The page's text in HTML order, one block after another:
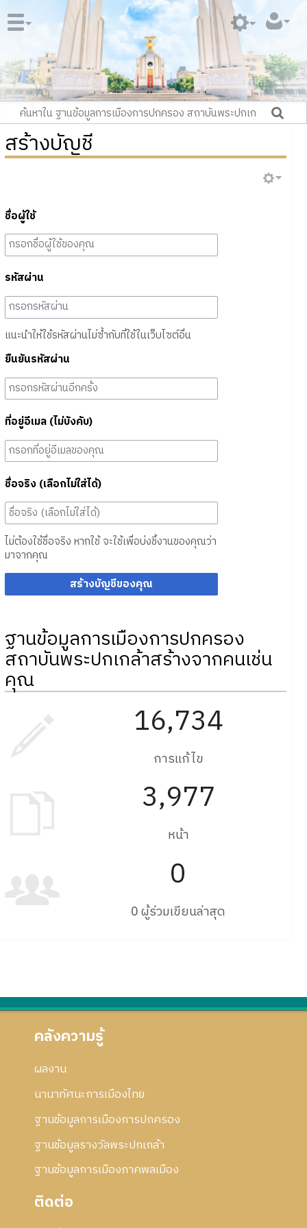
สร้างบัญชี
ชื่อผู้ใช้
รหัสผ่าน
แนะนำให้ใช้รหัสผ่านไม่ซ้ำกับที่ใช้ในเว็บไซต์อื่น
ยืนยันรหัสผ่าน
ที่อยู่อีเมล (ไม่บังคับ)
ชื่อจริง (เลือกไม่ใส่ได้)
ไม่ต้องใช้ชื่อจริง หากใช้ จะใช้เพื่อบ่งชี้งานของคุณว่า
มาจากคุณ
สร้างบัญชีของคุณ
ฐานข้อมูลการเมืองการปกครอง
สถาบันพระปกเกล้าสร้างจากคนเช่น
คุณ
16,734
การแก้ไข
3,977
หน้า
0
0 ผู้ร่วมเขียนล่าสุด
คลังความรู้
ผลงาน
นานาทัศนะการเมืองไทย
ฐานข้อมูลการเมืองการปกครอง
ฐานข้อมูลรางวัลพระปกเกล้า
ฐานข้อมูลการเมืองภาคพลเมือง
ติดต่อ